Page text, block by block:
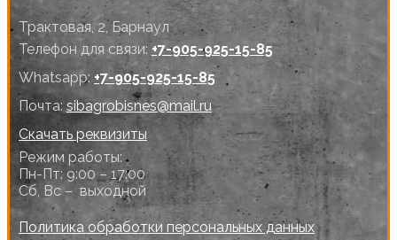
Трактовая, 2, Барнаул
Телефон для связи: +7-905-925-15-85
Whatsapp: +7-905-925-15-85
Почта:sibagrobisnes@mail.ru
Скачать реквизиты
Режим работы:
Пн-Пт: 9:00 – 17:00
Сб, Вс – выходной
Политика обработки персональных данных